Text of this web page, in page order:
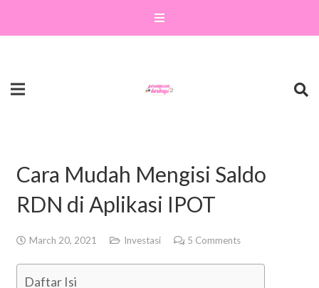
Cara Mudah Mengisi Saldo
RDN di Aplikasi IPOT
March 20, 2021 Investasi 5 Comments
Daftar Isi